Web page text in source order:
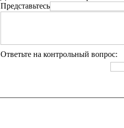
Представьтесь
Ответьте на контрольный вопрос: